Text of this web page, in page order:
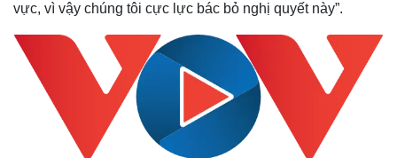
vực, vì vậy chúng tôi cực lực bác bỏ nghị quyết này”.